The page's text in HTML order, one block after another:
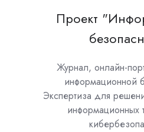
Проект
Журнал, онлайн-
информационной
Экспертиза для
информационных